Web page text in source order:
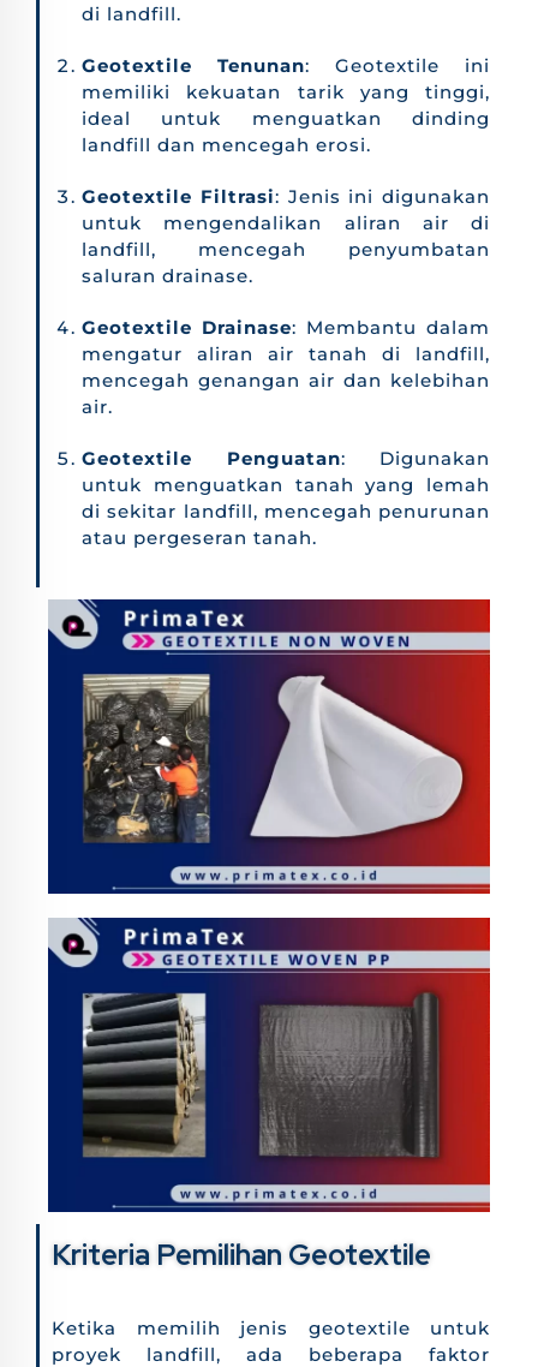
di landfill.
Geotextile Tenunan: Geotextile ini
memiliki kekuatan tarik yang tinggi,
ideal untuk menguatkan dinding
landfill dan mencegah erosi.
Geotextile Filtrasi: Jenis ini digunakan
untuk mengendalikan aliran air di
landfill, mencegah penyumbatan
saluran drainase.
Geotextile Drainase: Membantu dalam
mengatur aliran air tanah di landfill,
mencegah genangan air dan kelebihan
air.
Geotextile Penguatan: Digunakan
untuk menguatkan tanah yang lemah
di sekitar landfill, mencegah penurunan
atau pergeseran tanah.
Kriteria Pemilihan Geotextile
Ketika memilih jenis geotextile untuk
proyek landfill, ada beberapa faktor